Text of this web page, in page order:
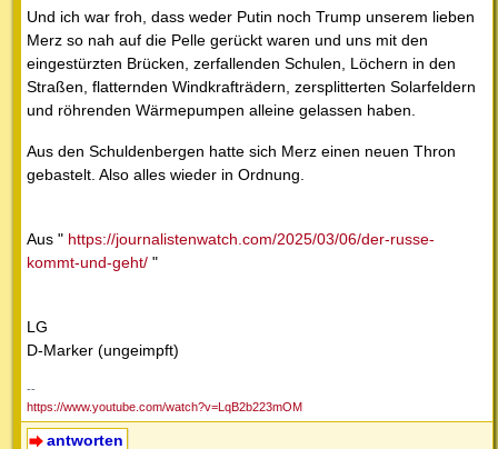
Und ich war froh, dass weder Putin noch Trump unserem lieben
Merz so nah auf die Pelle gerückt waren und uns mit den
eingestürzten Brücken, zerfallenden Schulen, Löchern in den
Straßen, flatternden Windkrafträdern, zersplitterten Solarfeldern
und röhrenden Wärmepumpen alleine gelassen haben.
Aus den Schuldenbergen hatte sich Merz einen neuen Thron
gebastelt. Also alles wieder in Ordnung.
Aus " https://journalistenwatch.com/2025/03/06/der-russe-
kommt-und-geht/ "
LG
D-Marker (ungeimpft)
--
https://www.youtube.com/watch?v=LqB2b223mOM
antworten